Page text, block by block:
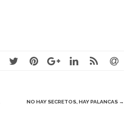
NO HAY SECRETOS, HAY PALANCAS →